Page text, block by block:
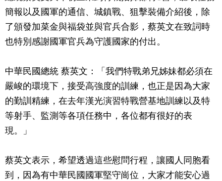
簡報以及國軍的通信、城鎮戰、狙擊裝備介紹後，除
了頒發加菜金與福袋並與官兵合影，蔡英文在致詞時
也特別感謝國軍官兵為守護國家的付出。
中華民國總統 蔡英文：「我們特戰弟兄姊妹都必須在
嚴峻的環境下，接受高強度的訓練，也正是因為大家
的勤訓精練，在去年漢光演習特戰營基地訓練以及特
等射手、監測等各項任務中，各位都有很好的表
現。」
蔡英文表示，希望透過這些慰問行程，讓國人同胞看
到，因為有中華民國國軍堅守崗位，大家才能安心過